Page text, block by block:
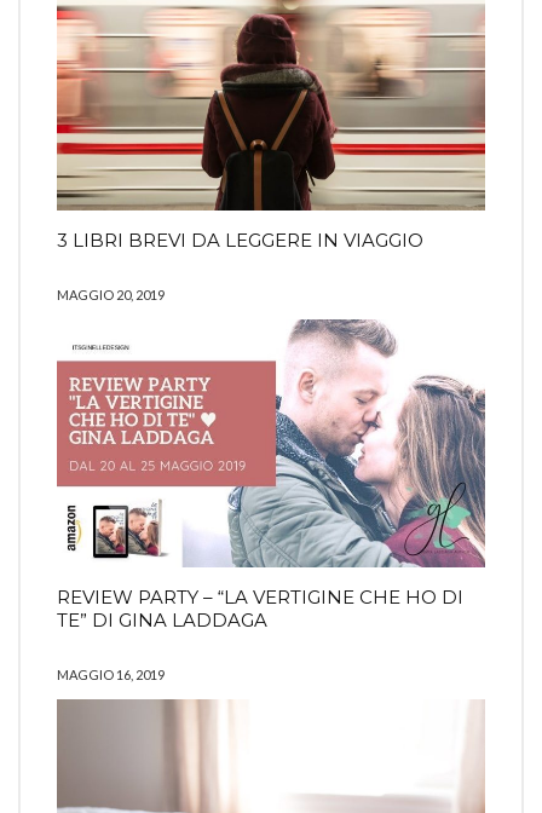
3 LIBRI BREVI DA LEGGERE IN VIAGGIO
MAGGIO 20, 2019
REVIEW PARTY – “LA VERTIGINE CHE HO DI
TE” DI GINA LADDAGA
MAGGIO 16, 2019